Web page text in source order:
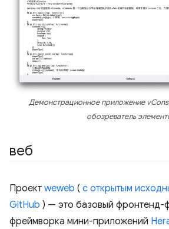
Демонстрационное приложение
обозреватель
веб
Проект weweb ( с открытым
GitHub ) — это базовый фронтенд-
фреймворка мини-приложений